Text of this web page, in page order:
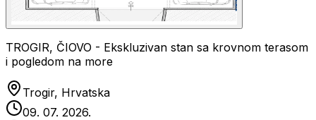
TROGIR, ČIOVO - Ekskluzivan stan sa krovnom terasom
i pogledom na more
Trogir, Hrvatska
09. 07. 2026.